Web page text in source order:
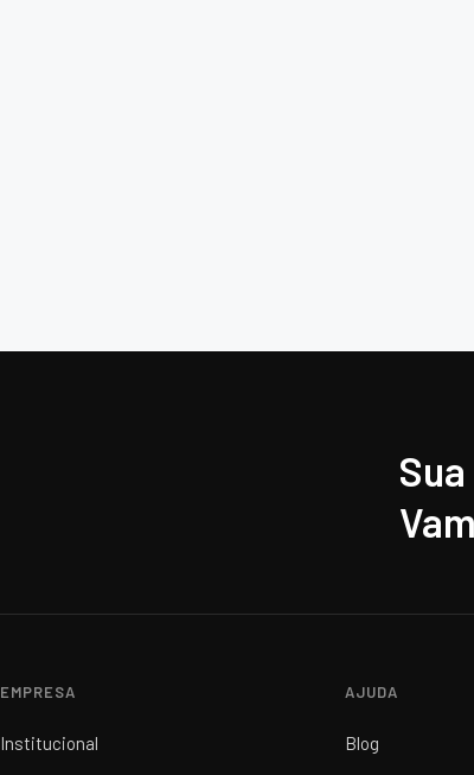
EMPRESA
Institucional
AJUDA
Blog